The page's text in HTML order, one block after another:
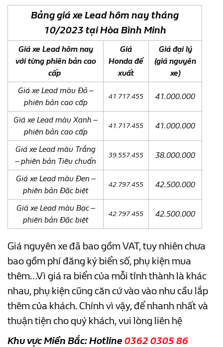
Bảng giá xe Lead hôm nay tháng
10/2023 tại Hòa Bình Minh
Giá xe Lead hôm nay
với từng phiên bản cao
cấp
Giá
Honda đề
xuất
Giá đại lý
(giá nguyên
xe)
Giá xe Lead màu Đỏ –
phiên bản cao cấp
41.717.455 41.000.000
Giá xe Lead màu Xanh –
phiên bản cao cấp
41.717.455 41.000.000
Giá xe Lead màu Trắng
– phiên bản Tiêu chuẩn
39.557.455 38.000.000
Giá xe Lead màu Đen –
phiên bản Đặc biệt
42.797.455 42.500.000
Giá xe Lead màu Bạc –
phiên bản Đặc biệt
42.797.455 42.500.000
Giá nguyên xe đã bao gồm VAT, tuy nhiên chưa
bao gồm phí đăng ký biển số, phụ kiện mua
thêm…Vì giá ra biển của mỗi tỉnh thành là khác
nhau, phụ kiện cũng căn cứ vào vào nhu cầu lắp
thêm của khách. Chính vì vậy, để nhanh nhất và
thuận tiện cho quý khách, vui lòng liên hệ
Khu vực Miền Bắc: Hotline 0362 0305 86